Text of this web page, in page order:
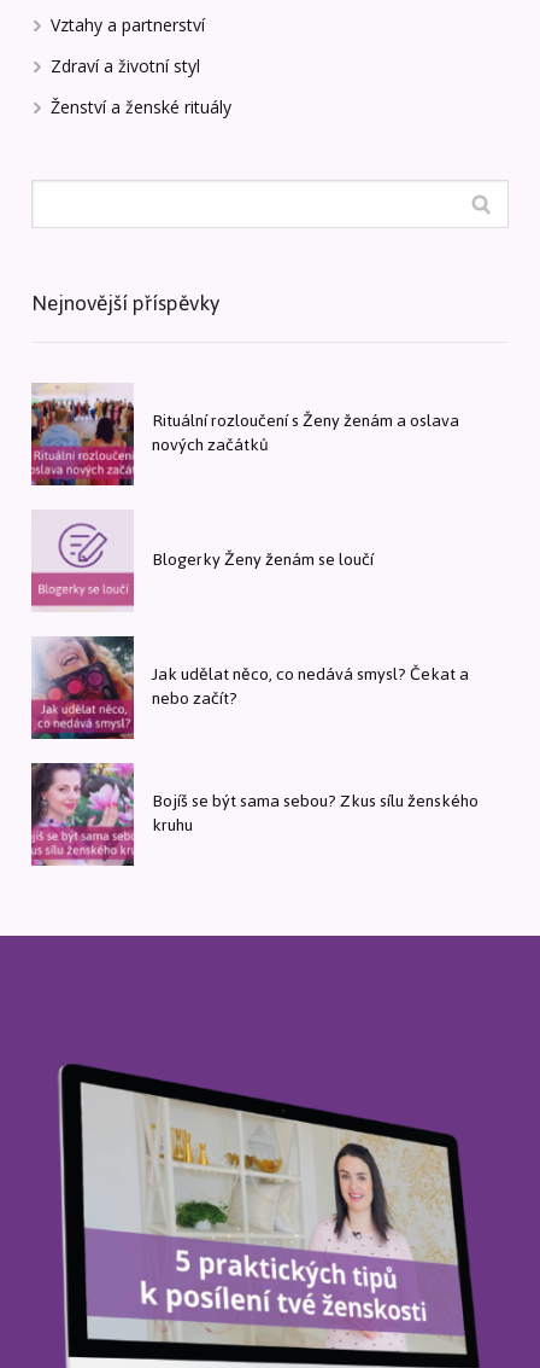
Vztahy a partnerství
Zdraví a životní styl
Ženství a ženské rituály
Nejnovější příspěvky
Rituální rozloučení s Ženy ženám a oslava
nových začátků
Blogerky Ženy ženám se loučí
Jak udělat něco, co nedává smysl? Čekat a
nebo začít?
Bojíš se být sama sebou? Zkus sílu ženského
kruhu